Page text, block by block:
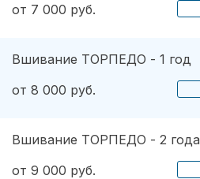
от 7 000 руб.
Вшивание ТОРПЕДО - 1 год
от 8 000 руб.
Вшивание ТОРПЕДО - 2 года
от 9 000 руб.